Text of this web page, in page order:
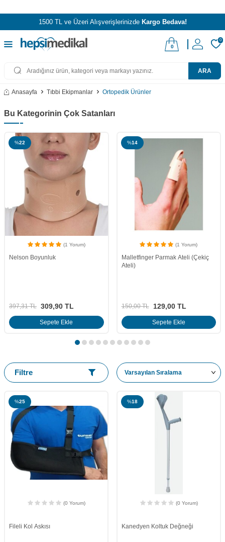
1500 TL ve Üzeri Alışverişlerinizde Kargo Bedava!
ARA
0
0
Anasayfa Tıbbi Ekipmanlar Ortopedik Ürünler
Bu Kategorinin Çok Satanları
%22
(1 Yorum)
Nelson Boyunluk
397,31TL 309,90 TL
Sepete Ekle
%14
(1 Yorum)
Malletfinger Parmak Ateli (Çekiç
Ateli)
150,00TL 129,00TL
Sepete Ekle
Filtre
%25
(0 Yorum)
Fileli Kol Askısı
%18
(0 Yorum)
Kanedyen Koltuk Değneği